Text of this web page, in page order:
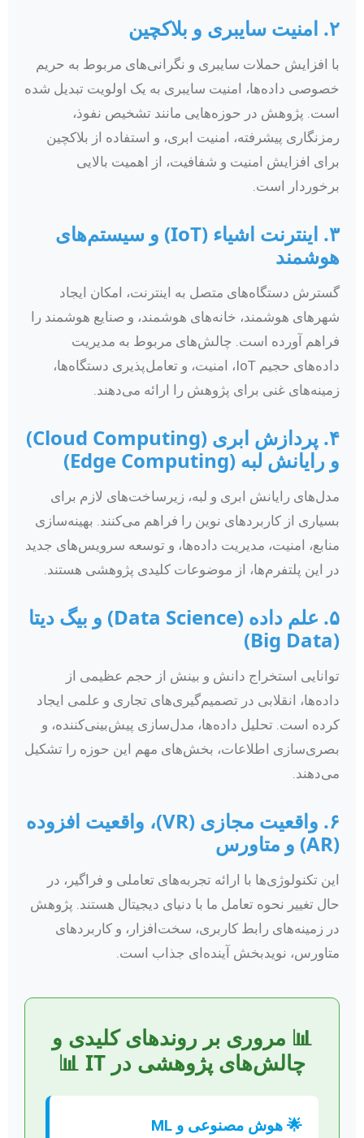
۲. امنیت سایبری و بلاکچین
با افزایش حملات سایبری و نگرانی‌های مربوط به حریم
خصوصی داده‌ها، امنیت سایبری به یک اولویت تبدیل شده
است. پژوهش در حوزه‌هایی مانند تشخیص نفوذ،
رمزنگاری پیشرفته، امنیت ابری، و استفاده از بلاکچین
برای افزایش امنیت و شفافیت، از اهمیت بالایی
برخوردار است.
۳. اینترنت اشیاء (IoT) و سیستم‌های
هوشمند
گسترش دستگاه‌های متصل به اینترنت، امکان ایجاد
شهرهای هوشمند، خانه‌های هوشمند، و صنایع هوشمند را
فراهم آورده است. چالش‌های مربوط به مدیریت
داده‌های حجیم IoT، امنیت، و تعامل‌پذیری دستگاه‌ها،
زمینه‌های غنی برای پژوهش را ارائه می‌دهند.
۴. پردازش ابری (Cloud Computing)
و رایانش لبه (Edge Computing)
مدل‌های رایانش ابری و لبه، زیرساخت‌های لازم برای
بسیاری از کاربردهای نوین را فراهم می‌کنند. بهینه‌سازی
منابع، امنیت، مدیریت داده‌ها، و توسعه سرویس‌های جدید
در این پلتفرم‌ها، از موضوعات کلیدی پژوهشی هستند.
۵. علم داده (Data Science) و بیگ دیتا
(Big Data)
توانایی استخراج دانش و بینش از حجم عظیمی از
داده‌ها، انقلابی در تصمیم‌گیری‌های تجاری و علمی ایجاد
کرده است. تحلیل داده‌ها، مدل‌سازی پیش‌بینی‌کننده، و
بصری‌سازی اطلاعات، بخش‌های مهم این حوزه را تشکیل
می‌دهند.
۶. واقعیت مجازی (VR)، واقعیت افزوده
(AR) و متاورس
این تکنولوژی‌ها با ارائه تجربه‌های تعاملی و فراگیر، در
حال تغییر نحوه تعامل ما با دنیای دیجیتال هستند. پژوهش
در زمینه‌های رابط کاربری، سخت‌افزار، و کاربردهای
متاورس، نویدبخش آینده‌ای جذاب است.
📊 مروری بر روندهای کلیدی و
چالش‌های پژوهشی در IT 📊
🌟 هوش مصنوعی و ML